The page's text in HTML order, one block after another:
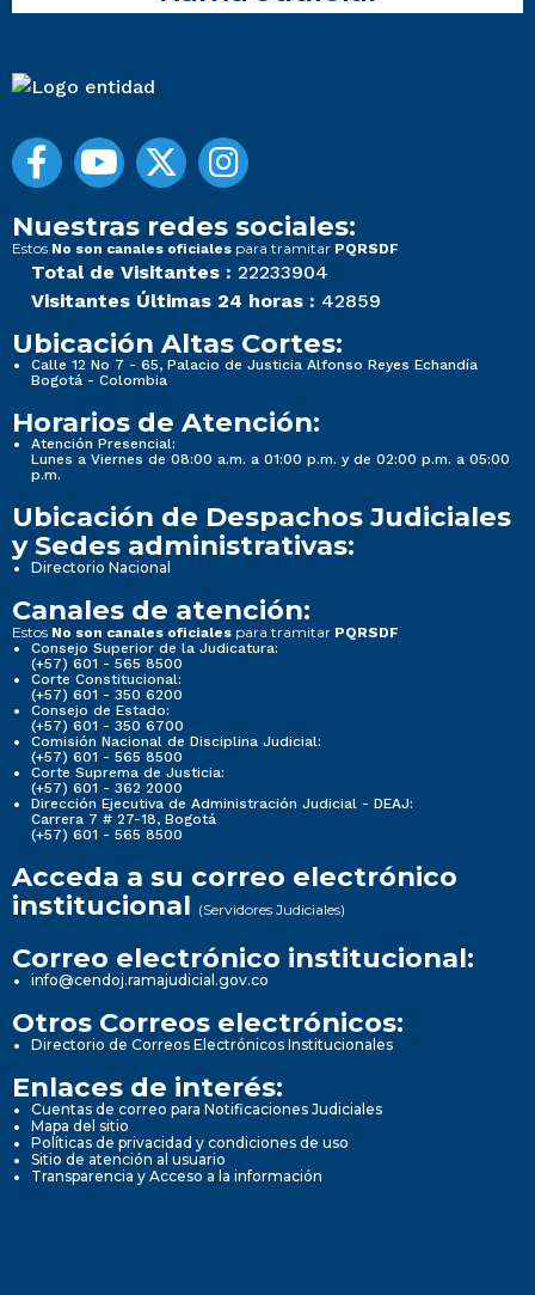
Nuestras redes sociales:
EstosNo son canales oficiales para tramitarPQRSDF
Total de Visitantes :22233904
Visitantes Últimas 24 horas :42859
Ubicación Altas Cortes:
Calle 12 No 7 - 65, Palacio de Justicia Alfonso Reyes Echandía
Bogotá - Colombia
Horarios de Atención:
Atención Presencial:
Lunes a Viernes de 08:00 a.m. a 01:00 p.m. y de 02:00 p.m. a 05:00
p.m.
Ubicación de Despachos Judiciales
y Sedes administrativas:
Directorio Nacional
Canales de atención:
EstosNo son canales oficiales
Consejo Superior de la Judicatura:
(+57) 601 - 565 8500
Corte Constitucional:
(+57) 601 - 350 6200
Consejo de Estado:
(+57) 601 - 350 6700
Comisión Nacional de Disciplina Judicial:
(+57) 601 - 565 8500
Corte Suprema de Justicia:
Dirección Ejecutiva de Administración Judicial - DEAJ:
Carrera 7 # 27-18, Bogotá
(+57) 601 - 565 8500
Acceda a su correo electrónico
institucional(Servidores Judiciales)
Correo electrónico institucional:
info@cendoj.ramajudicial.gov.co
Otros Correos electrónicos:
Directorio de Correos Electrónicos Institucionales
Enlaces de interés:
Cuentas de correo para Notificaciones Judiciales
Mapa del sitio